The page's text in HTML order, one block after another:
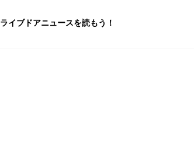
ライブドアニュースを読もう！